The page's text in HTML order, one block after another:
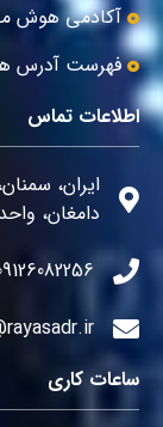
آکادمی هوش
فهرست آدرس
اطلاعات تماس
ایران،
دامغان، واحد 12
ساعات کاری